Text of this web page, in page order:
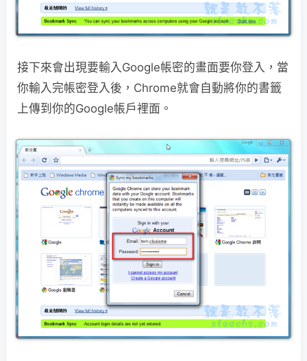
接下來會出現要輸入Google帳密的畫面要你登入，當
你輸入完帳密登入後，Chrome就會自動將你的書籤
上傳到你的Google帳戶裡面。